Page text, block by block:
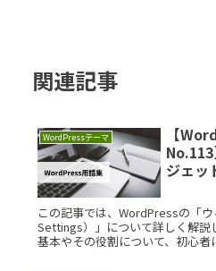
関連記事
WordPressテーマ
【
ジェ
この記事では、WordPressの「
Settings）」について詳しく解説
基本やその役割について、初心者